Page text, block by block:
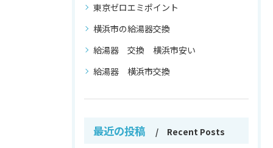
東京ゼロエミポイント
横浜市の給湯器交換
給湯器 交換 横浜市安い
給湯器 横浜市交換
最近の投稿 Recent Posts